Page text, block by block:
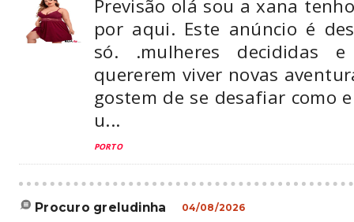
Previsão olá sou a xana
por aqui. Este anúncio é
só. .mulheres decididas
quererem viver novas
gostem de se desafiar como
u...
PORTO
procuro greludinha 04/08/2026